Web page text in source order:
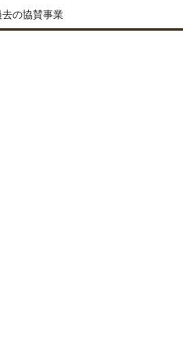
去の協賛事業